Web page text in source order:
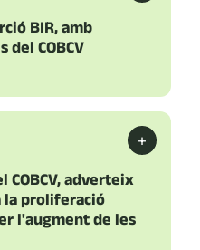
BIR, amb
del COBCV
+
COBCV, adverteix
la proliferació
l'augment de les